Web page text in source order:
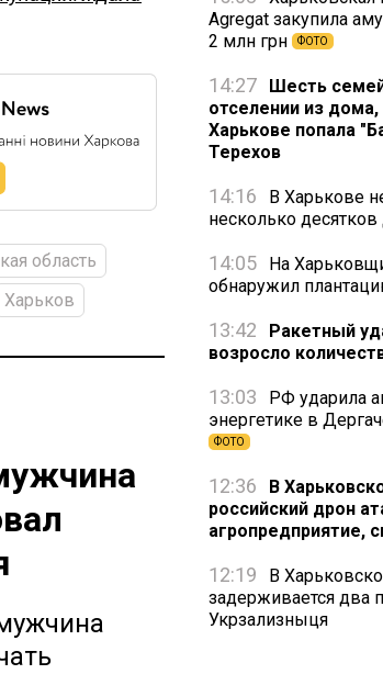
область
Харьков
Agregat закупила
2 млн грн
ФОТО
14:27
Шесть
отселении из
Харькове попала
Терехов
14:16
В Харькове
несколько
14:05
На
обнаружил
13:42
Ракетный
возросло
13:03
РФ ударила
энергетике в
ФОТО
12:36
В
российский дрон
агропредприятие,
12:19
В
задерживается два
Укрзализныця